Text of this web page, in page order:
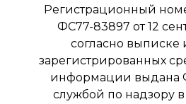
Регистрационный
ФС77-83897 от 12
согласно выписке
зарегистрированных
информации выдана
службой по надзору